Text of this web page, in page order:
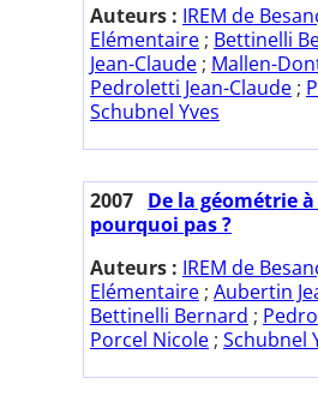
Auteurs : IREM de
Elémentaire ; Bettinelli
Jean-Claude ; Mallen-
Pedroletti Jean-Claude ;
Schubnel Yves
2007 De la géométrie
pourquoi pas ?
Auteurs : IREM de
Elémentaire ; Aubertin
Bettinelli Bernard ;
Porcel Nicole ; Schubnel